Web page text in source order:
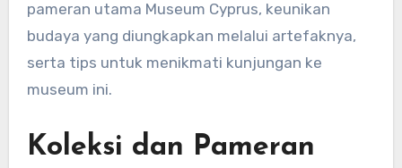
pameran utama Museum Cyprus, keunikan
budaya yang diungkapkan melalui artefaknya,
serta tips untuk menikmati kunjungan ke
museum ini.
Koleksi dan Pameran